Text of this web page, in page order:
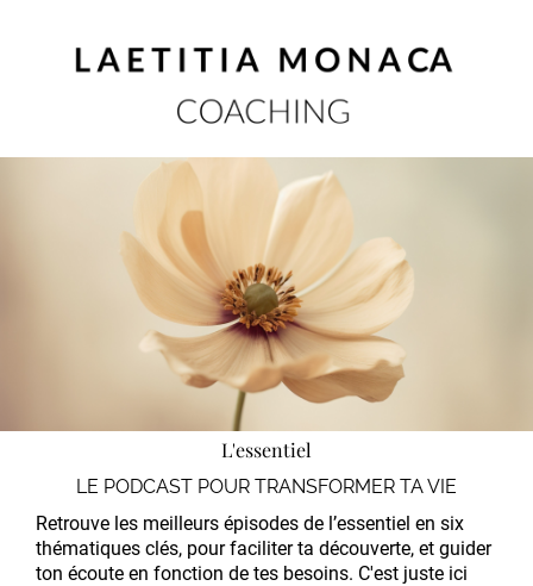
L'essentiel
LE PODCAST POUR TRANSFORMER TA VIE
Retrouve les meilleurs épisodes de l’essentiel en six
thématiques clés, pour faciliter ta découverte, et guider
ton écoute en fonction de tes besoins. C'est juste ici